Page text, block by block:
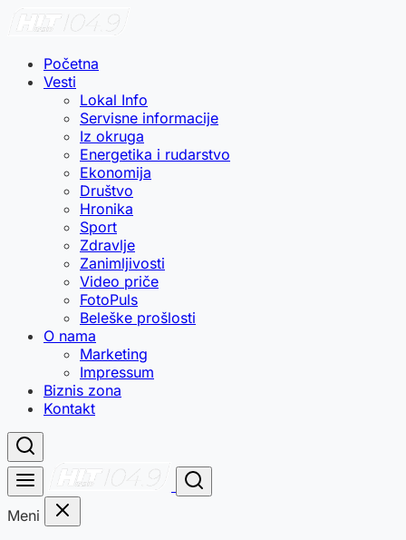
Početna
Vesti
Lokal Info
Servisne informacije
Iz okruga
Energetika i rudarstvo
Ekonomija
Društvo
Hronika
Sport
Zdravlje
Zanimljivosti
Video priče
FotoPuls
Beleške prošlosti
O nama
Marketing
Impressum
Biznis zona
Kontakt
Meni